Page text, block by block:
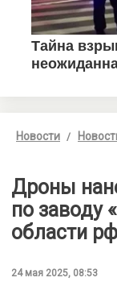
Новости
Дроны
по заводу
области рф
24 мая 2025, 08:53